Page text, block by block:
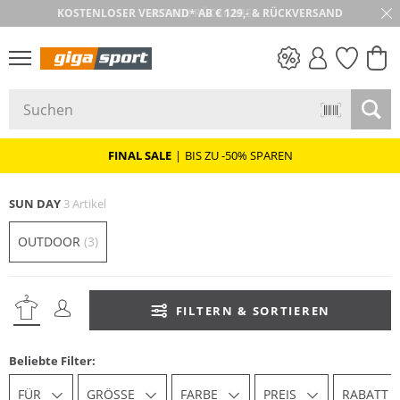
30 TAGE RÜCKGABE
FINAL SALE | BIS ZU -50% SPAREN
SUN DAY 3 Artikel
OUTDOOR (3)
FILTERN & SORTIEREN
Beliebte Filter:
FÜR GRÖSSE FARBE PREIS RABATT